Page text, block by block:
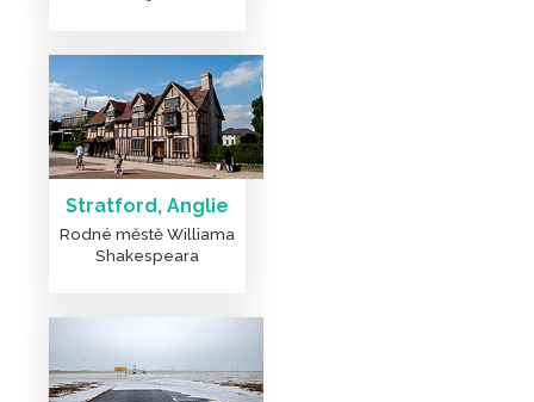
Stratford, Anglie
Rodné městě Williama
Shakespeara